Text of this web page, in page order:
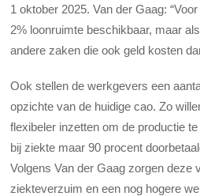
1 oktober 2025. Van der Gaag:
2% loonruimte beschikbaar, maar
andere zaken die ook geld kosten
Ook stellen de werkgevers een
opzichte van de huidige cao. Zo
flexibeler inzetten om de productie
bij ziekte maar 90 procent
Volgens Van der Gaag zorgen deze
ziekteverzuim en een nog hogere